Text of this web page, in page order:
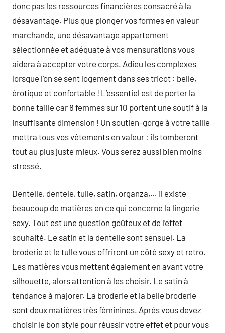
donc pas les ressources financières consacré à la
désavantage. Plus que plonger vos formes en valeur
marchande, une désavantage appartement
sélectionnée et adéquate à vos mensurations vous
aidera à accepter votre corps. Adieu les complexes
lorsque l’on se sent logement dans ses tricot : belle,
érotique et confortable ! L’essentiel est de porter la
bonne taille car 8 femmes sur 10 portent une soutif à la
insuffisante dimension ! Un soutien-gorge à votre taille
mettra tous vos vêtements en valeur : ils tomberont
tout au plus juste mieux. Vous serez aussi bien moins
stressé.
Dentelle, dentele, tulle, satin, organza,… il existe
beaucoup de matières en ce qui concerne la lingerie
sexy. Tout est une question goûteux et de l’effet
souhaité. Le satin et la dentelle sont sensuel. La
broderie et le tulle vous offriront un côté sexy et retro.
Les matières vous mettent également en avant votre
silhouette, alors attention à les choisir. Le satin à
tendance à majorer. La broderie et la belle broderie
sont deux matières très féminines. Après vous devez
choisir le bon style pour réussir votre effet et pour vous